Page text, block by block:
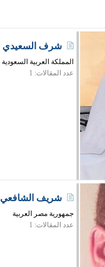
شرف السعيدي
المملكة العربية السعودية
عدد المقالات: 1
شريف الشافعي
جمهورية مصر العربية
عدد المقالات: 1